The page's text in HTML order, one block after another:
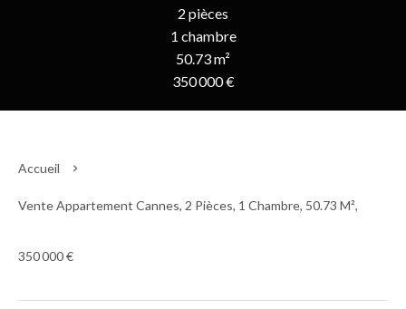
2 pièces
1 chambre
50.73 m²
350 000 €
Accueil
Vente Appartement Cannes, 2 Pièces, 1 Chambre, 50.73 M²,
350 000 €